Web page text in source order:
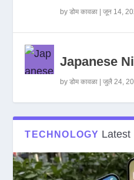
byडोम कावळा |जून 14,
Japanese
byडोम कावळा |जुलै 24,
TECHNOLOGY Latest